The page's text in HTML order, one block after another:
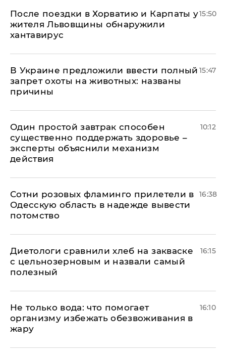
После поездки в Хорватию и Карпаты у
жителя Львовщины обнаружили
хантавирус
15:50
В Украине предложили ввести полный
запрет охоты на животных: названы
причины
15:47
Один простой завтрак способен
существенно поддержать здоровье –
эксперты объяснили механизм
действия
10:12
Сотни розовых фламинго прилетели в
Одесскую область в надежде вывести
потомство
16:38
Диетологи сравнили хлеб на закваске
с цельнозерновым и назвали самый
полезный
16:15
Не только вода: что помогает
организму избежать обезвоживания в
жару
16:10